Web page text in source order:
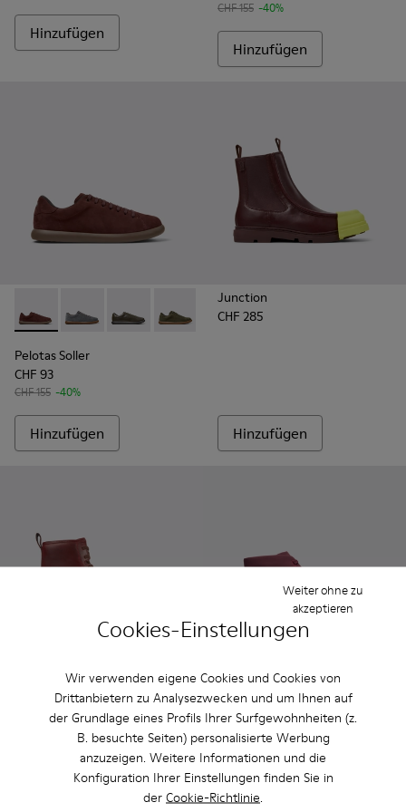
Cookies-Einstellungen
Wir verwenden eigene Cookies und Cookies von
Drittanbietern zu Analysezwecken und um Ihnen auf
der Grundlage eines Profils Ihrer Surfgewohnheiten (z.
B. besuchte Seiten) personalisierte Werbung
anzuzeigen. Weitere Informationen und die
Konfiguration Ihrer Einstellungen finden Sie in
der Cookie-Richtlinie.
Weiter ohne zu
akzeptieren
Hinzufügen
CHF 155 -40%
Hinzufügen
Pelotas Soller - K101003-007 - Weinroter Herrensneaker
Pelotas Soller - K101003-015
Pelotas Soller - K101003-014
Pelotas Soller - K101003-009
Pelotas Soller - K101003-004
Pelotas Soller -
Pelotas Soller
CHF 93
CHF 155 -40%
Hinzufügen
Junction
CHF 285
Hinzufügen
Brutus - K300245-017 - Weinrote Herrenstiefelette aus
Brutus - K300245-038
Brutus - K300245-030
Brutus - K300245-029
Brutus - K300245-025
Brutus - K300245-020
Brutus -Brutus -
Courb
CHF 150
Hinzufügen